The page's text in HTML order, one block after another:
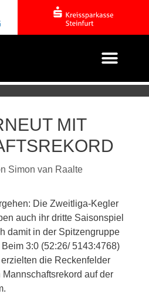
MIT
Simon van Raalte
Die Zweitliga-Kegler
auch ihr dritte Saisonspiel
damit in der Spitzengruppe
3:0 (52:26/ 5143:4768)
die Reckenfelder
auf der